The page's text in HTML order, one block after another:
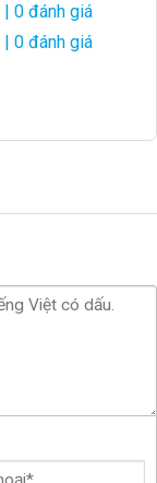
| 0 đánh giá
| 0 đánh giá